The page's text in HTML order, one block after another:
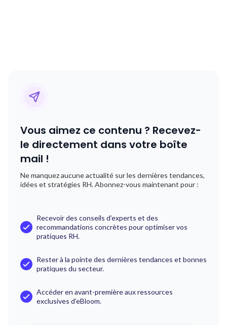
Vous aimez ce contenu ? Recevez-
le directement dans votre boîte
mail !
Ne manquez aucune actualité sur les dernières tendances,
idées et stratégies RH. Abonnez-vous maintenant pour :
Recevoir des conseils d’experts et des
recommandations concrètes pour optimiser vos
pratiques RH.
Rester à la pointe des dernières tendances et bonnes
pratiques du secteur.
Accéder en avant-première aux ressources
exclusives d’eBloom.